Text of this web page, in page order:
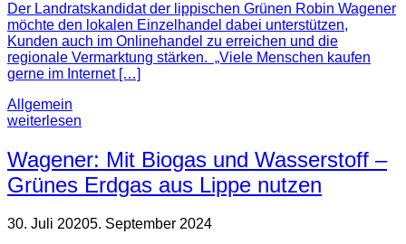
Der Landratskandidat der lippischen Grünen Robin Wagener
möchte den lokalen Einzelhandel dabei unterstützen,
Kunden auch im Onlinehandel zu erreichen und die
regionale Vermarktung stärken. „Viele Menschen kaufen
gerne im Internet […]
Allgemein
weiterlesen
Wagener: Mit Biogas und Wasserstoff –
Grünes Erdgas aus Lippe nutzen
30. Juli 20205. September 2024